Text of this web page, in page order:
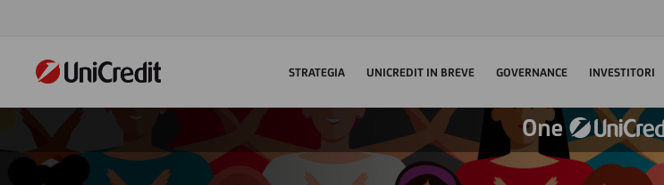
STRATEGIA UNICREDIT IN BREVE GOVERNANCE INVESTITORI